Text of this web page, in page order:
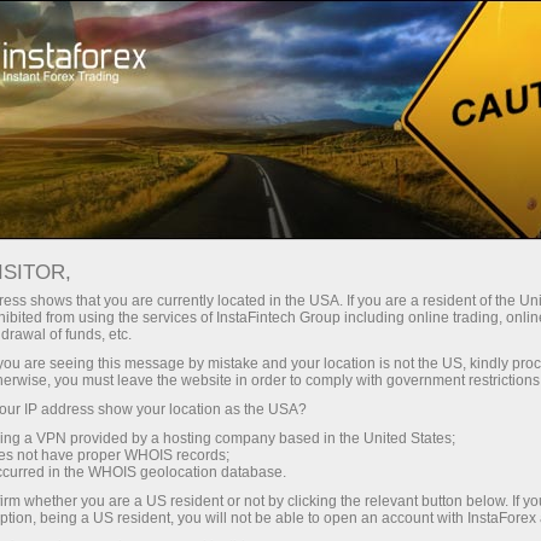
InstaForex bilan siz haqiqatan
ega bo‘lasiz: 1:5000 gacha kredit
yelkasi, bozordagi eng yaxshi
spred va komissiyalardan biri,
shuningdek aksiyalar va indekslar
bilan savdo qilish uchun qulay
shartlar.
Kichik
Har bir depozit uchun
30% bonus
Savdoda
va trassada tezlik
shows that you are currently located in the USA. If you are a resident of the
from using the services of InstaFintech Group including online trading,
of funds, etc.
are seeing this message by mistake and your location is not the US, kindly
you must leave the website in order to comply with government
IP address show your location as the USA?
a VPN provided by a hosting company based in the United States;
not have proper WHOIS records;
in the WHOIS geolocation database.
whether you are a US resident or not by clicking the relevant button below. If
being a US resident, you will not be able to open an account with InstaForex